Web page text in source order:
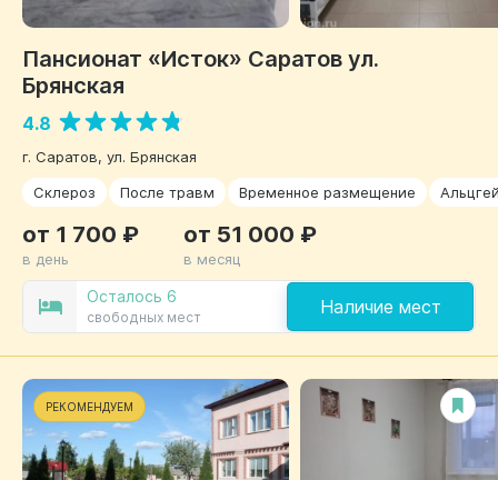
Пансионат «Исток» Саратов ул.
Брянская
4.8
г. Саратов, ул. Брянская
Склероз
После травм Временное размещение
Осталось 6
свободных мест Наличие мест
от 1 700 ₽
в день
от 51 000 ₽
в месяц
РЕКОМЕНДУЕМ